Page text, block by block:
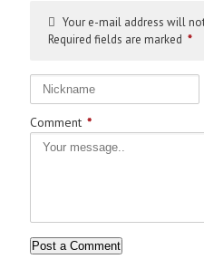
Your e-mail address will
Required fields are marked *
Comment *